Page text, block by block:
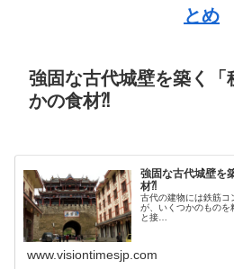
とめ
強固な古代城壁を築く「
かの食材⁈
強固な古代城壁を
材⁈
古代の建物には鉄筋コ
が、いくつかのものを
と接…
www.visiontimesjp.com